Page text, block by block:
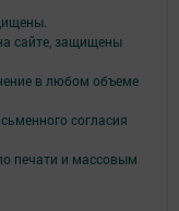
сайте, защищены
в любом объеме
согласия
печати и массовым